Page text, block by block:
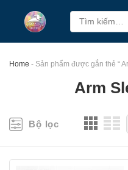
content
Tìm
kiếm:
Home - Sản phẩm được gắn thẻ “
Arm
Bộ lọc